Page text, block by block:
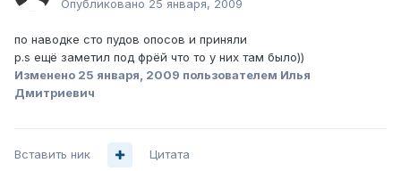
Опубликовано 25 января, 2009
по наводке сто пудов опосов и приняли
p.s ещё заметил под фрёй что то у них там было))
Изменено 25 января, 2009 пользователем Илья
Дмитриевич
Вставить ник Цитата